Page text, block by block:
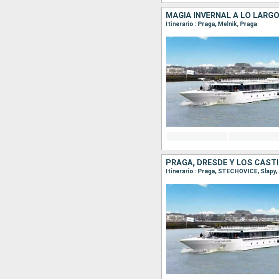
MAGIA INVERNAL A LO
Itinerario : Praga, Melnik, Praga
Itinerario : Praga, STECHOVICE,